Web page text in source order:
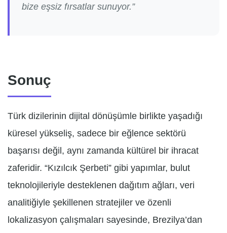
bize eşsiz fırsatlar sunuyor.”
Sonuç
Türk dizilerinin dijital dönüşümle birlikte yaşadığı
küresel yükseliş, sadece bir eğlence sektörü
başarısı değil, aynı zamanda kültürel bir ihracat
zaferidir. “Kızılcık Şerbeti” gibi yapımlar, bulut
teknolojileriyle desteklenen dağıtım ağları, veri
analitiğiyle şekillenen stratejiler ve özenli
lokalizasyon çalışmaları sayesinde, Brezilya’dan